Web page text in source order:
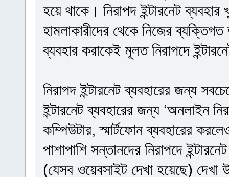
হয়ে থাকে। নিরাপদ ইন্টারনেট
হামলাকারীদের থেকে নিজের
ব্যবহার করাকেই মূলত নিরাপদে
নিরাপদ ইন্টারনেট ব্যবহারের জন্য
ইন্টারনেট ব্যবহারের জন্য ‘অনলাইন
কম্পিউটার, স্মার্টফোন ব্যবহারের
পাশাপাশি সন্তানদের নিরাপদে
(যেসব ওয়েবসাইট দেখা হয়েছে) দেখা